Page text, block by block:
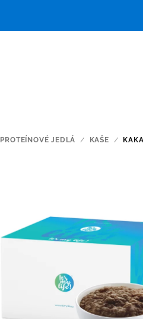
PROTEÍNOVÉ JEDLÁ / KAŠE /